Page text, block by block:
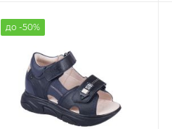
до -50%